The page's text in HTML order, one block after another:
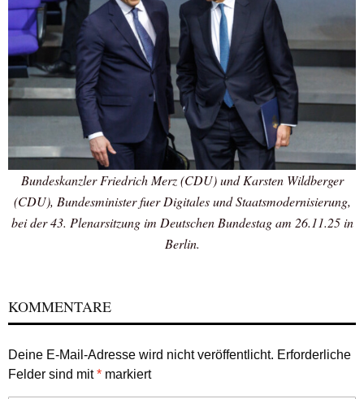
Bundeskanzler Friedrich Merz (CDU) und Karsten Wildberger
(CDU), Bundesminister fuer Digitales und Staatsmodernisierung,
bei der 43. Plenarsitzung im Deutschen Bundestag am 26.11.25 in
Berlin.
KOMMENTARE
Deine E-Mail-Adresse wird nicht veröffentlicht. Erforderliche
Felder sind mit* markiert